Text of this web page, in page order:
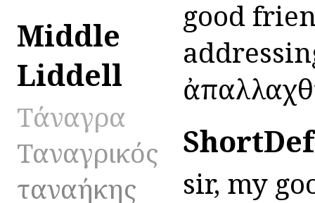
Middle
Liddell
Τάναγρα
Ταναγρικός
ταναήκης
good
ShortDef
sir, my